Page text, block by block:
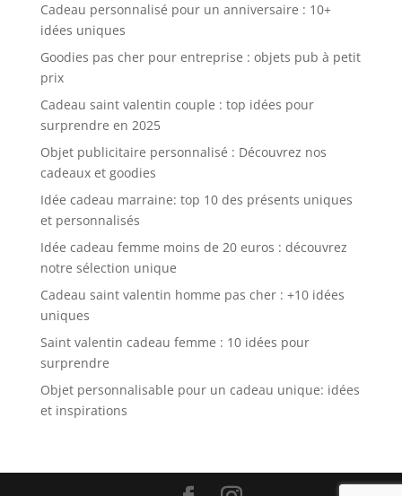
Cadeau personnalisé pour un anniversaire : 10+
idées uniques
Goodies pas cher pour entreprise : objets pub à petit
prix
Cadeau saint valentin couple : top idées pour
surprendre en 2025
Objet publicitaire personnalisé : Découvrez nos
cadeaux et goodies
Idée cadeau marraine: top 10 des présents uniques
et personnalisés
Idée cadeau femme moins de 20 euros : découvrez
notre sélection unique
Cadeau saint valentin homme pas cher : +10 idées
uniques
Saint valentin cadeau femme : 10 idées pour
surprendre
Objet personnalisable pour un cadeau unique: idées
et inspirations